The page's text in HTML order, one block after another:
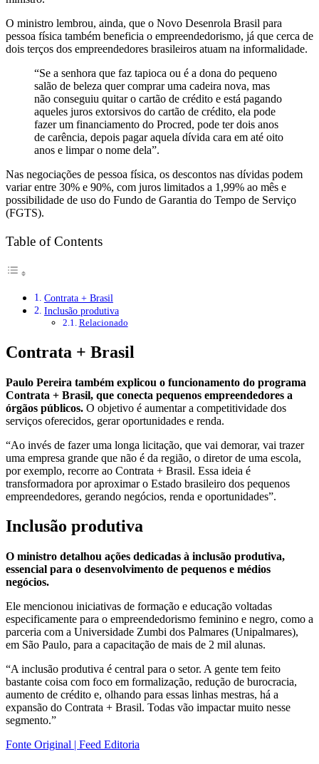
O ministro lembrou, ainda, que o Novo Desenrola Brasil para
pessoa física também beneficia o empreendedorismo, já que cerca de
dois terços dos empreendedores brasileiros atuam na informalidade.
“Se a senhora que faz tapioca ou é a dona do pequeno
salão de beleza quer comprar uma cadeira nova, mas
não conseguiu quitar o cartão de crédito e está pagando
aqueles juros extorsivos do cartão de crédito, ela pode
fazer um financiamento do Procred, pode ter dois anos
de carência, depois pagar aquela dívida cara em até oito
anos e limpar o nome dela”.
Nas negociações de pessoa física, os descontos nas dívidas podem
variar entre 30% e 90%, com juros limitados a 1,99% ao mês e
possibilidade de uso do Fundo de Garantia do Tempo de Serviço
(FGTS).
Table of Contents
Contrata + Brasil
Inclusão produtiva
Relacionado
Contrata + Brasil
Paulo Pereira também explicou o funcionamento do programa
Contrata + Brasil, que conecta pequenos empreendedores a
órgãos públicos. O objetivo é aumentar a competitividade dos
serviços oferecidos, gerar oportunidades e renda.
“Ao invés de fazer uma longa licitação, que vai demorar, vai trazer
uma empresa grande que não é da região, o diretor de uma escola,
por exemplo, recorre ao Contrata + Brasil. Essa ideia é
transformadora por aproximar o Estado brasileiro dos pequenos
empreendedores, gerando negócios, renda e oportunidades”.
Inclusão produtiva
O ministro detalhou ações dedicadas à inclusão produtiva,
essencial para o desenvolvimento de pequenos e médios
negócios.
Ele mencionou iniciativas de formação e educação voltadas
especificamente para o empreendedorismo feminino e negro, como a
parceria com a Universidade Zumbi dos Palmares (Unipalmares),
em São Paulo, para a capacitação de mais de 2 mil alunas.
“A inclusão produtiva é central para o setor. A gente tem feito
bastante coisa com foco em formalização, redução de burocracia,
aumento de crédito e, olhando para essas linhas mestras, há a
expansão do Contrata + Brasil. Todas vão impactar muito nesse
segmento.”
Fonte Original | Feed Editoria